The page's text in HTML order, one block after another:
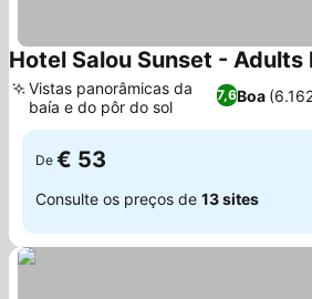
Hotel Salou Sunset -
7,6Boa
Vistas panorâmicas da
baía e do pôr do sol
De € 53
Consulte os preços de 13 sites